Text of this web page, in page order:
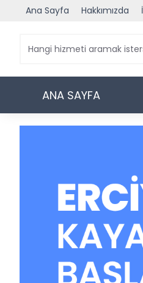
Ana Sayfa Hakkımızda
ANA SAYFA